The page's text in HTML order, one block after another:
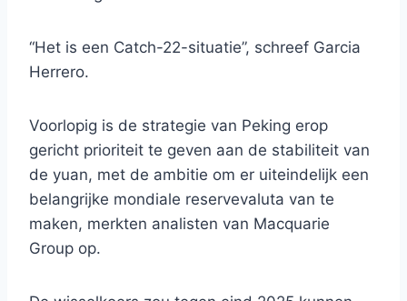
“Het is een Catch-22-situatie”, schreef Garcia
Herrero.
Voorlopig is de strategie van Peking erop
gericht prioriteit te geven aan de stabiliteit van
de yuan, met de ambitie om er uiteindelijk een
belangrijke mondiale reservevaluta van te
maken, merkten analisten van Macquarie
Group op.